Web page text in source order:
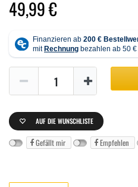
49,99 €
AUF DIE WUNSCHLISTE
Gefällt mir Empfehlen